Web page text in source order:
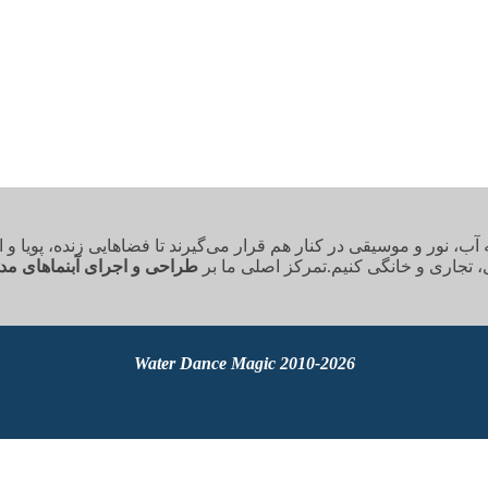
نور و موسیقی در کنار هم قرار می‌گیرند تا فضاهایی زنده، پویا
تجاری و خانگی کنیم.تمرکز اصلی ما بر طراحی و اجرای آبنماهای
2010-2026 Water Dance Magic